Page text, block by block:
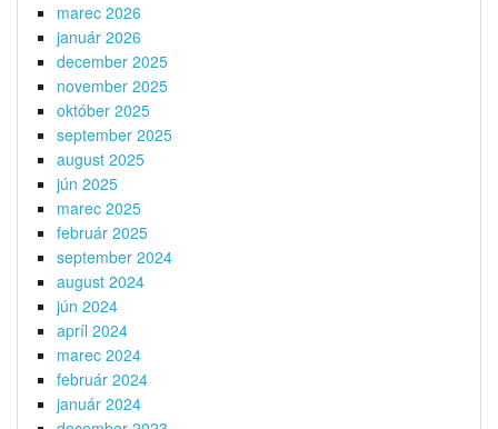
marec 2026
január 2026
december 2025
november 2025
október 2025
september 2025
august 2025
jún 2025
marec 2025
február 2025
september 2024
august 2024
jún 2024
apríl 2024
marec 2024
február 2024
január 2024